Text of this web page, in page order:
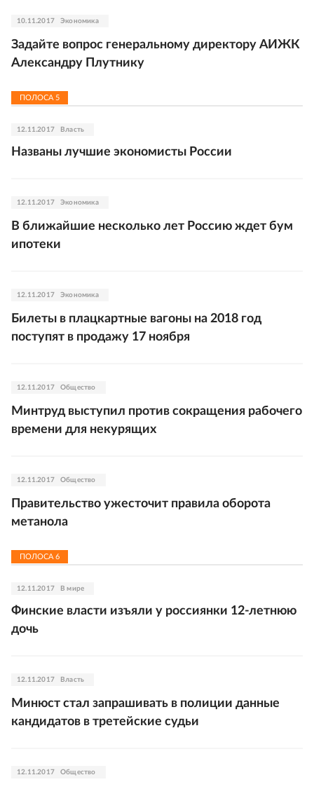
10.11.2017 Экономика
Задайте вопрос генеральному директору АИЖК
Александру Плутнику
ПОЛОСА5
12.11.2017 Власть
Названы лучшие экономисты России
12.11.2017 Экономика
В ближайшие несколько лет Россию ждет бум
ипотеки
12.11.2017 Экономика
Билеты в плацкартные вагоны на 2018 год
поступят в продажу 17 ноября
12.11.2017 Общество
Минтруд выступил против сокращения рабочего
времени для некурящих
12.11.2017 Общество
Правительство ужесточит правила оборота
метанола
ПОЛОСА6
12.11.2017 В мире
Финские власти изъяли у россиянки 12-летнюю
дочь
12.11.2017 Власть
Минюст стал запрашивать в полиции данные
кандидатов в третейские судьи
12.11.2017 Общество